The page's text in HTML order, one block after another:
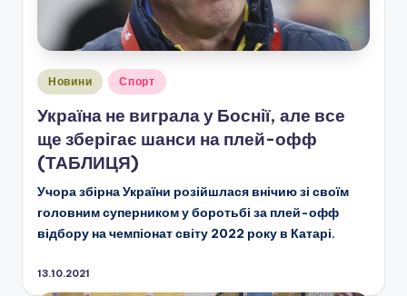
Опубліковано
Новини Спорт
Україна не виграла у Боснії, але все
ще зберігає шанси на плей-офф
(ТАБЛИЦЯ)
Учора збірна України розійшлася внічию зі своїм
головним суперником у боротьбі за плей-офф
відбору на чемпіонат світу 2022 року в Катарі.
13.10.2021